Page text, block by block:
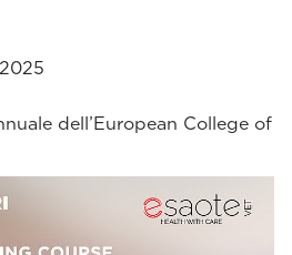
dell’European College of